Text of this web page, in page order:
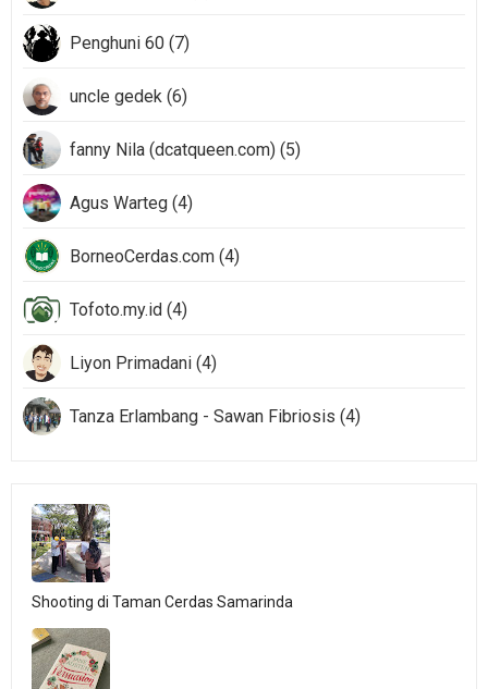
Penghuni 60 (7)
uncle gedek (6)
fanny Nila (dcatqueen.com) (5)
Agus Warteg (4)
BorneoCerdas.com (4)
Tofoto.my.id (4)
Liyon Primadani (4)
Tanza Erlambang - Sawan Fibriosis (4)
Shooting di Taman Cerdas Samarinda